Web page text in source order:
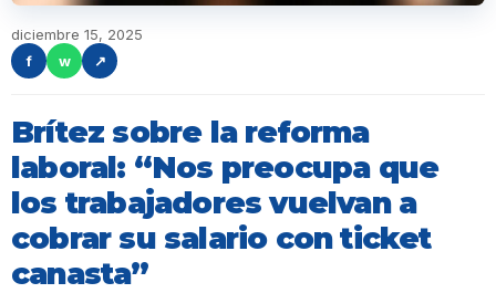
diciembre 15, 2025
f
w ↗
Brítez sobre la reforma
laboral: “Nos preocupa que
los trabajadores vuelvan a
cobrar su salario con ticket
canasta”